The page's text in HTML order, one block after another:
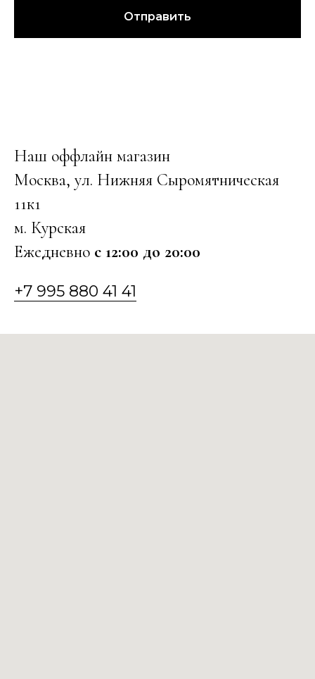
Отправить
Наш оффлайн магазин
Москва, ул. Нижняя Сыромятническая
11к1
м. Курская
Ежедневно с 12:00 до 20:00
+7 995 880 41 41